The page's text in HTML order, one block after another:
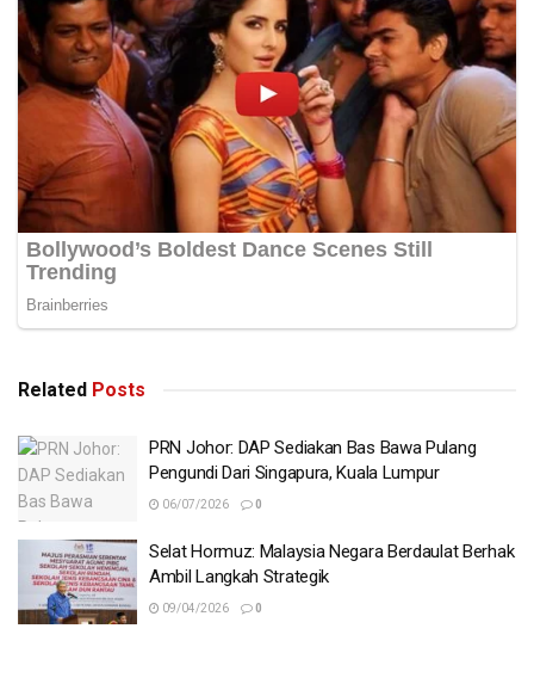
Related Posts
PRN Johor: DAP Sediakan Bas Bawa Pulang
Pengundi Dari Singapura, Kuala Lumpur
06/07/2026 0
Selat Hormuz: Malaysia Negara Berdaulat Berhak
Ambil Langkah Strategik
09/04/2026 0